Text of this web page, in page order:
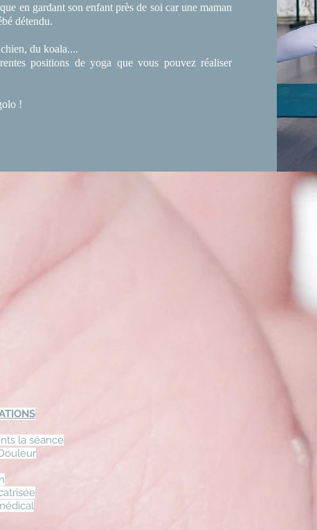
en gardant son enfant près de soi car une maman
détendu.
du koala....
positions de yoga que vous pouvez réaliser
!
la séance